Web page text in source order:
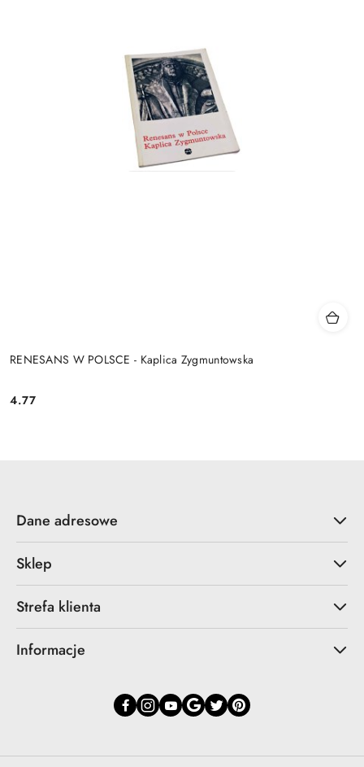
RENESANS W POLSCE - Kaplica Zygmuntowska
Cena:
4.77
Dane adresowe
Sklep
Strefa klienta
Informacje